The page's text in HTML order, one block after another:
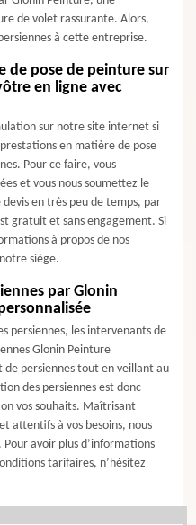
de volet rassurante. Alors,
à cette entreprise.
de pose de peinture sur
en ligne avec
sur notre site internet si
en matière de pose
Pour ce faire, vous
et vous nous soumettez le
en très peu de temps, par
gratuit et sans engagement. Si
à propos de nos
siège.
par Glonin
persiennes, les intervenants de
Glonin Peinture
persiennes tout en veillant au
des persiennes est donc
vos souhaits. Maîtrisant
attentifs à vos besoins, nous
avoir plus d’informations
tarifaires, n’hésitez